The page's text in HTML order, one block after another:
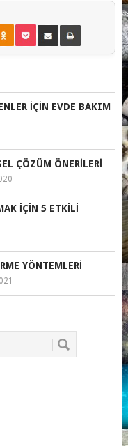
IÇIN EVDE BAKIM
ÇÖZÜM ÖNERILERI
IÇIN 5 ETKILI
YÖNTEMLERI